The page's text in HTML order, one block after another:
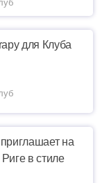
для Клуба
на
в стиле